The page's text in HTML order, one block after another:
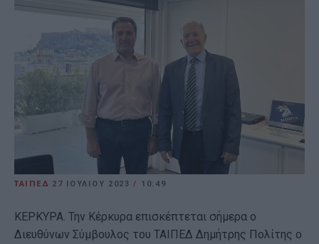
ΤΑΙΠΕΔ 27 ΙΟΥΛΊΟΥ 2023/ 10:49
ΚΕΡΚΥΡΑ. Την Κέρκυρα επισκέπτεται σήμερα ο
Διευθύνων Σύμβουλος του ΤΑΙΠΕΔ Δημήτρης Πολίτης ο